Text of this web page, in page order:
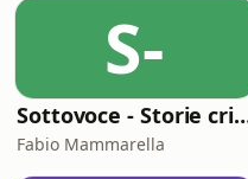
S-
Sottovoce -
Fabio Mammarella